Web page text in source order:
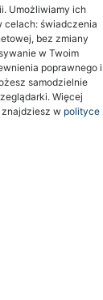
Umożliwiamy ich
celach: świadczenia
bez zmiany
w Twoim
poprawnego i
samodzielnie
Więcej
w polityce